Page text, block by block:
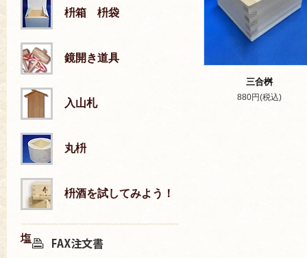
三合桝
880円(税込)
枡箱 枡袋
鏡開き道具
入山札
丸枡
枡酒を試してみよう！
塩